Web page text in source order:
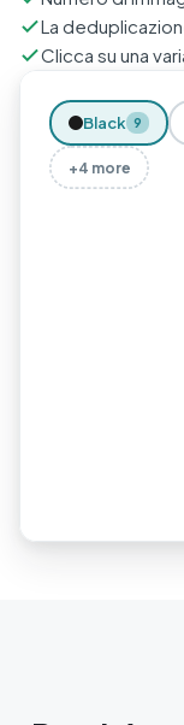
La
Clicca su una
Black 9
+4 more